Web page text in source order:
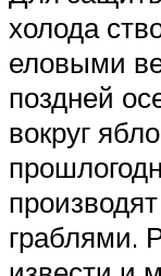
холода
еловыми
поздней
вокруг
граблями.